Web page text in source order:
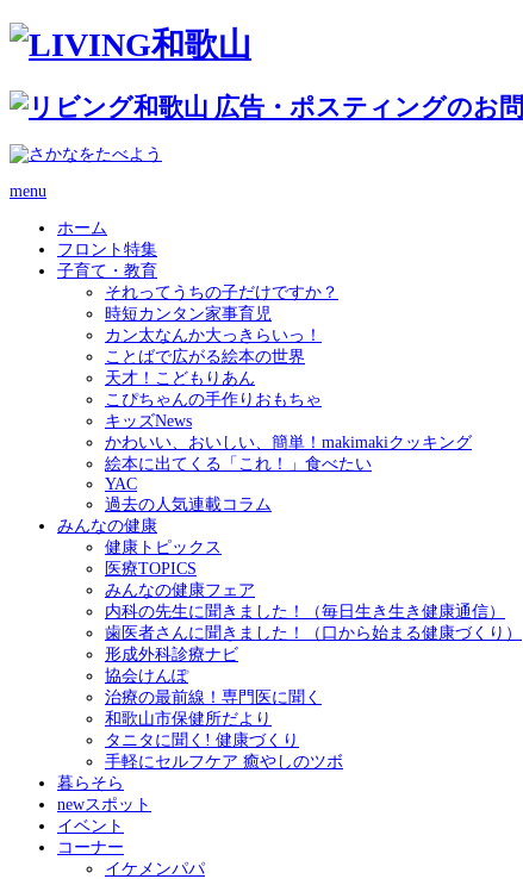
menu
ホーム
フロント特集
子育て・教育
それってうちの子だけですか？
時短カンタン家事育児
カン太なんか大っきらいっ！
ことばで広がる絵本の世界
天才！こどもりあん
こぴちゃんの手作りおもちゃ
キッズNews
かわいい、おいしい、簡単！makimakiクッキング
絵本に出てくる「これ！」食べたい
YAC
過去の人気連載コラム
みんなの健康
健康トピックス
医療TOPICS
みんなの健康フェア
内科の先生に聞きました！（毎日生き生き健康通信）
歯医者さんに聞きました！（口から始まる健康づくり）
形成外科診療ナビ
協会けんぽ
治療の最前線！専門医に聞く
和歌山市保健所だより
タニタに聞く! 健康づくり
手軽にセルフケア 癒やしのツボ
暮らそら
newスポット
イベント
コーナー
イケメンパパ